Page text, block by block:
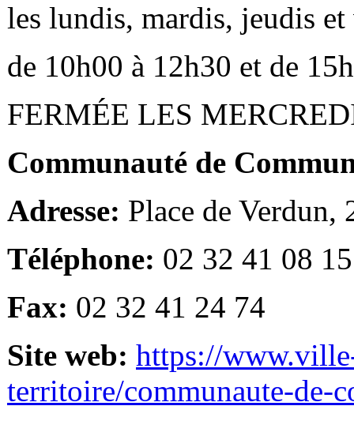
les lundis, mardis, jeudis et
de 10h00 à 12h30 et de
FERMÉE LES
Communauté de
Adresse: Place de Verdun,
Téléphone: 02 32 41 08 15
Fax: 02 32 41 24 74
Site web: https://
territoire/communaute-de-